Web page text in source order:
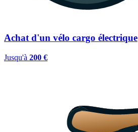
Achat d'un vélo cargo électrique
Jusqu'à 200 €